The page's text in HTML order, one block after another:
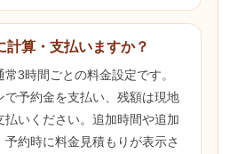
計算・支払いますか？
3時間ごとの料金設定です。
で予約金を支払い、残額は現地
払いください。追加時間や追加
予約時に料金見積もりが表示さ